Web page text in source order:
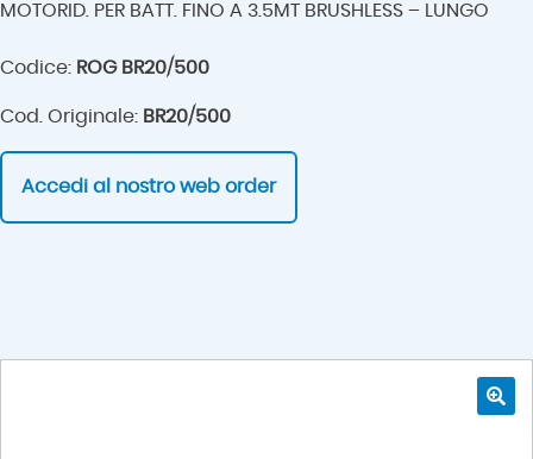
MOTORID. PER BATT. FINO A 3.5MT BRUSHLESS – LUNGO
Codice: ROG BR20/500
Cod. Originale: BR20/500
Accedi al nostro web order